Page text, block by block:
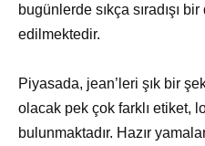
bugünlerde sıkça sıradışı
edilmektedir.
Piyasada, jean’leri şık bir
olacak pek çok farklı etiket,
bulunmaktadır. Hazır